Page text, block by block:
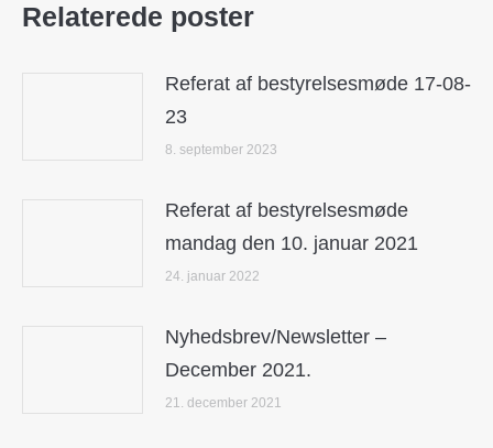
Relaterede poster
Referat af bestyrelsesmøde 17-08-
23
8. september 2023
Referat af bestyrelsesmøde
mandag den 10. januar 2021
24. januar 2022
Nyhedsbrev/Newsletter –
December 2021.
21. december 2021